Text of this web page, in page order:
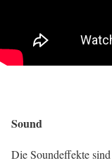
Sound
Die Soundeffekte